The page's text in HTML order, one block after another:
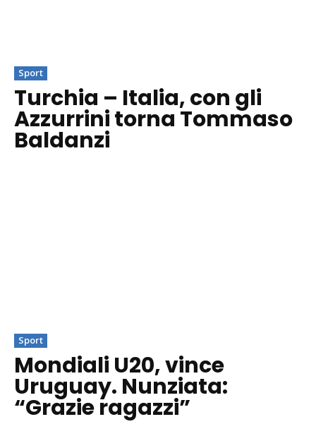
Sport
Turchia – Italia, con gli
Azzurrini torna Tommaso
Baldanzi
Sport
Mondiali U20, vince
Uruguay. Nunziata:
“Grazie ragazzi”